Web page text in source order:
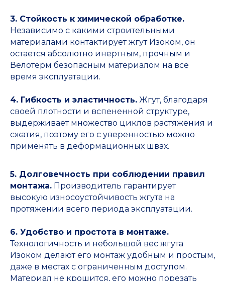
3. Стойкость к химической обработке.
Независимо с какими строительными
материалами контактирует жгут Изоком, он
остается абсолютно инертным, прочным и
Велотерм безопасным материалом на все
время эксплуатации.
4. Гибкость и эластичность. Жгут, благодаря
своей плотности и вспененной структуре,
выдерживает множество циклов растяжения и
сжатия, поэтому его с уверенностью можно
применять в деформационных швах.
5. Долговечность при соблюдении правил
монтажа. Производитель гарантирует
высокую износоустойчивость жгута на
протяжении всего периода эксплуатации.
6. Удобство и простота в монтаже.
Технологичность и небольшой вес жгута
Изоком делают его монтаж удобным и простым,
даже в местах с ограниченным доступом.
Материал не крошится, его можно порезать